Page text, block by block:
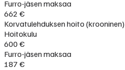
Furro-jäsen maksaa
662 €
Korvatulehduksen hoito (krooninen)
Hoitokulu
600 €
Furro-jäsen maksaa
187 €